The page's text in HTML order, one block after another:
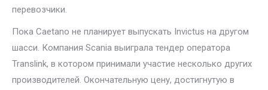
перевозчики.
Пока Caetano не планирует выпускать Invictus на другом
шасси. Компания Scania выиграла тендер оператора
Translink, в котором принимали участие несколько других
производителей. Окончательную цену, достигнутую в